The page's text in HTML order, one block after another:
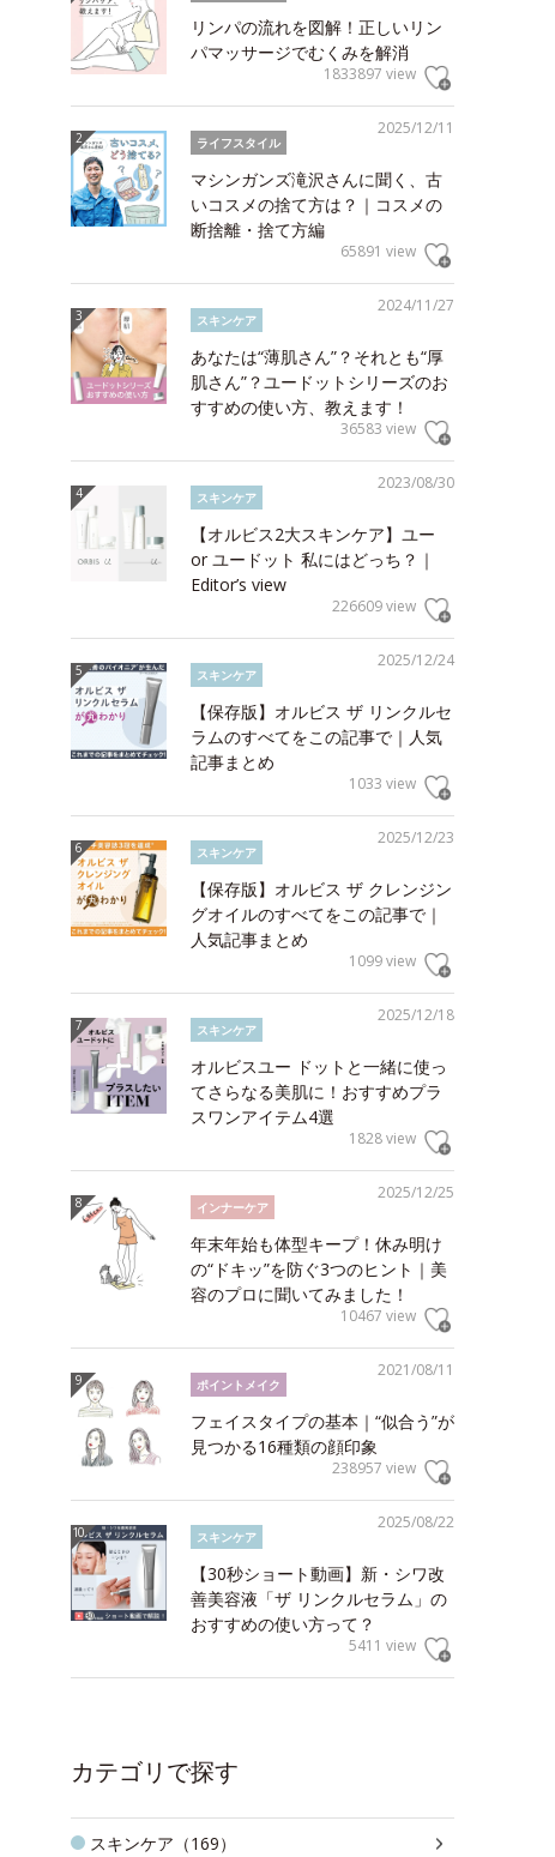
リンパの流れを図解！正しいリン
パマッサージでむくみを解消
1833897 view
2025/12/11
ライフスタイル
マシンガンズ滝沢さんに聞く、古
いコスメの捨て方は？｜コスメの
断捨離・捨て方編
65891 view
2024/11/27
スキンケア
あなたは“薄肌さん”？それとも“厚
肌さん”？ユードットシリーズのお
すすめの使い方、教えます！
36583 view
2023/08/30
スキンケア
【オルビス2大スキンケア】ユー
or ユードット 私にはどっち？｜
Editor’s view
226609 view
2025/12/24
スキンケア
【保存版】オルビス ザ リンクルセ
ラムのすべてをこの記事で｜人気
記事まとめ
1033 view
2025/12/23
スキンケア
【保存版】オルビス ザ クレンジン
グオイルのすべてをこの記事で｜
人気記事まとめ
1099 view
2025/12/18
スキンケア
オルビスユー ドットと一緒に使っ
てさらなる美肌に！おすすめプラ
スワンアイテム4選
1828 view
2025/12/25
インナーケア
年末年始も体型キープ！休み明け
の“ドキッ”を防ぐ3つのヒント｜美
容のプロに聞いてみました！
10467 view
2021/08/11
ポイントメイク
フェイスタイプの基本｜“似合う”が
見つかる16種類の顔印象
238957 view
2025/08/22
スキンケア
【30秒ショート動画】新・シワ改
善美容液「ザ リンクルセラム」の
おすすめの使い方って？
5411 view
カテゴリで探す
スキンケア（169）